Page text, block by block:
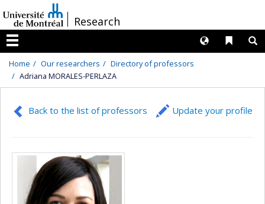
au
contenu
/Research
Menu
Liens
Langues
Home Our researchers
Directory of professors
Adriana MORALES-PERLAZA
Back to the list of professors Update your profile